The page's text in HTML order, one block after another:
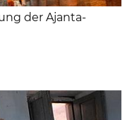
der Ajanta-